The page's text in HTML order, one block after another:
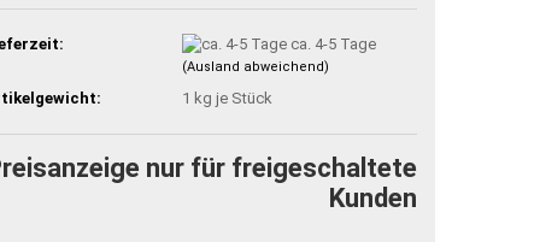
ca. 4-5 Tage
(Ausland abweichend)
1 kg je Stück
nur für freigeschaltete
Kunden